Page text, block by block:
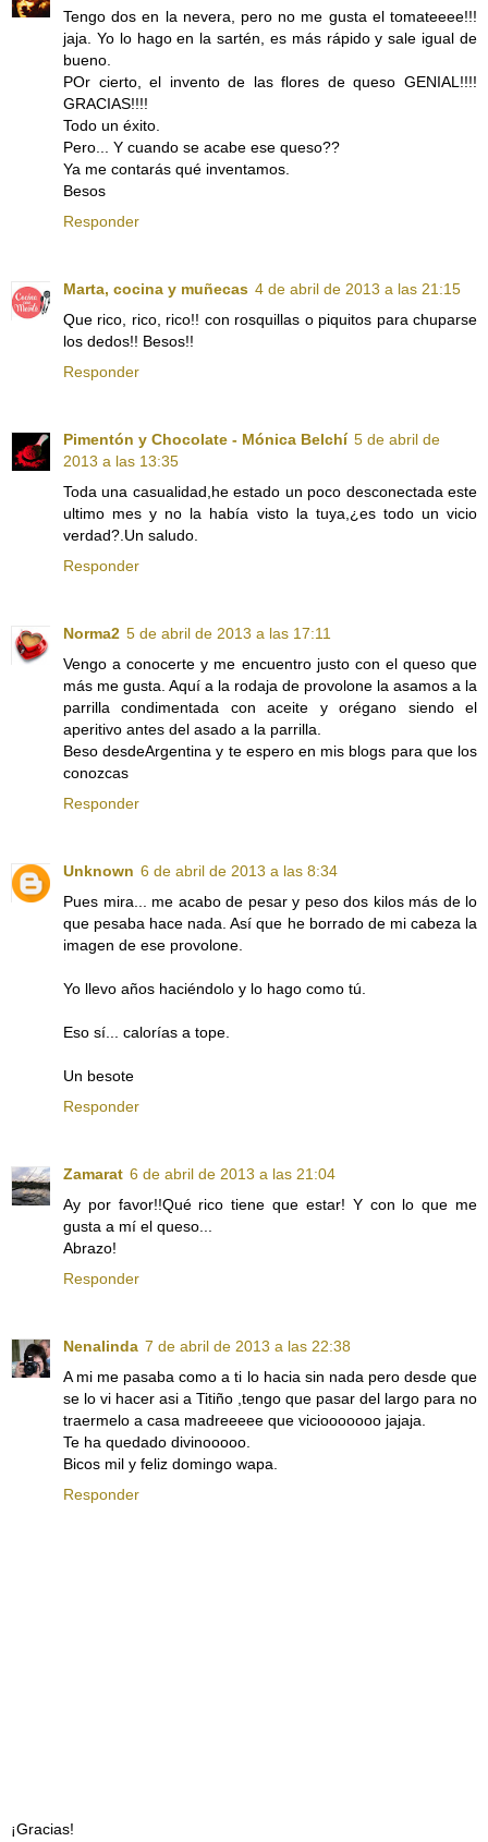
Tengo dos en la nevera, pero no me gusta el tomateeee!!!
jaja. Yo lo hago en la sartén, es más rápido y sale igual de
bueno.
POr cierto, el invento de las flores de queso GENIAL!!!!
GRACIAS!!!!
Todo un éxito.
Pero... Y cuando se acabe ese queso??
Ya me contarás qué inventamos.
Besos
Responder
Marta, cocina y muñecas 4 de abril de 2013 a las 21:15
Que rico, rico, rico!! con rosquillas o piquitos para chuparse
los dedos!! Besos!!
Responder
Pimentón y Chocolate - Mónica Belchí 5 de abril de
2013 a las 13:35
Toda una casualidad,he estado un poco desconectada este
ultimo mes y no la había visto la tuya,¿es todo un vicio
verdad?.Un saludo.
Responder
Norma2 5 de abril de 2013 a las 17:11
Vengo a conocerte y me encuentro justo con el queso que
más me gusta. Aquí a la rodaja de provolone la asamos a la
parrilla condimentada con aceite y orégano siendo el
aperitivo antes del asado a la parrilla.
Beso desdeArgentina y te espero en mis blogs para que los
conozcas
Responder
Unknown 6 de abril de 2013 a las 8:34
Pues mira... me acabo de pesar y peso dos kilos más de lo
que pesaba hace nada. Así que he borrado de mi cabeza la
imagen de ese provolone.
Yo llevo años haciéndolo y lo hago como tú.
Eso sí... calorías a tope.
Un besote
Responder
Zamarat 6 de abril de 2013 a las 21:04
Ay por favor!!Qué rico tiene que estar! Y con lo que me
gusta a mí el queso...
Abrazo!
Responder
Nenalinda 7 de abril de 2013 a las 22:38
A mi me pasaba como a ti lo hacia sin nada pero desde que
se lo vi hacer asi a Titiño ,tengo que pasar del largo para no
traermelo a casa madreeeee que viciooooooo jajaja.
Te ha quedado divinooooo.
Bicos mil y feliz domingo wapa.
Responder
¡Gracias!